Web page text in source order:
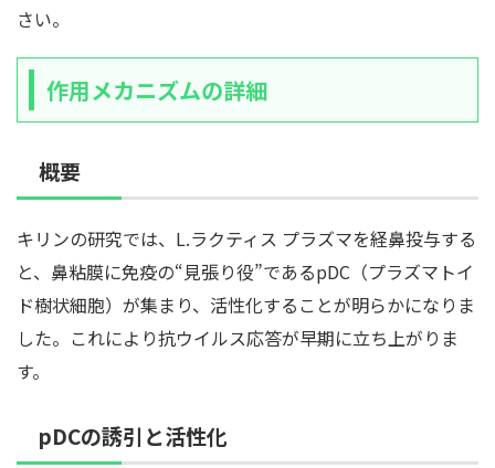
さい。
作用メカニズムの詳細
概要
キリンの研究では、L.ラクティス プラズマを経鼻投与する
と、鼻粘膜に免疫の“見張り役”であるpDC（プラズマトイ
ド樹状細胞）が集まり、活性化することが明らかになりま
した。これにより抗ウイルス応答が早期に立ち上がりま
す。
pDCの誘引と活性化